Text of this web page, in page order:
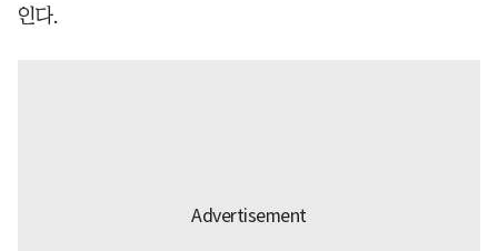
인다.